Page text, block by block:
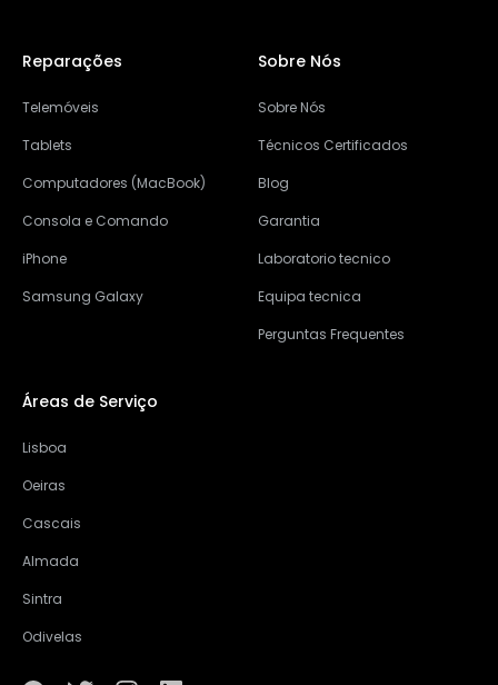
Reparações
Telemóveis
Tablets
Computadores (MacBook)
Consola e Comando
iPhone
Samsung Galaxy
Sobre Nós
Sobre Nós
Técnicos Certificados
Blog
Garantia
Laboratorio tecnico
Equipa tecnica
Perguntas Frequentes
Áreas de Serviço
Lisboa
Oeiras
Cascais
Almada
Sintra
Odivelas